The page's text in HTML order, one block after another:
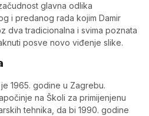
glavna odlika
i predanog rada kojim Damir
dva tradicionalna i svima poznata
posve novo viđenje slike.
1965. godine u Zagrebu.
na Školi za primijenjenu
tehnika, da bi 1990. godine